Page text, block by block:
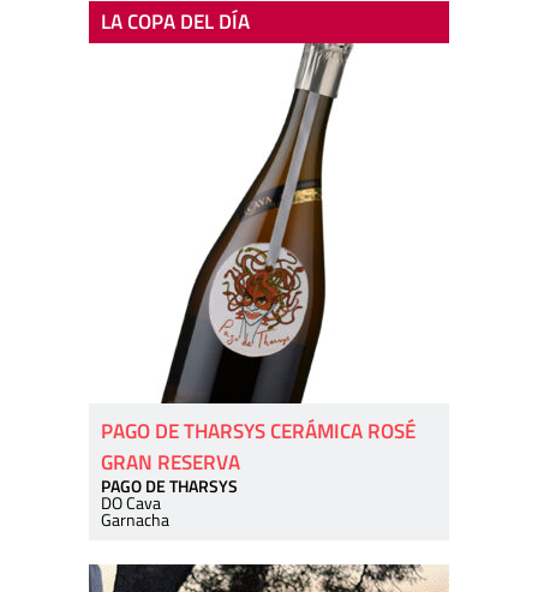
LA COPA DEL DÍA
PAGO DE THARSYS CERÁMICA ROSÉ
GRAN RESERVA
PAGO DE THARSYS
DO Cava
Garnacha